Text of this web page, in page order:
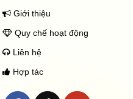
Giới thiệu
Quy chế hoạt động
Liên hệ
Hợp tác